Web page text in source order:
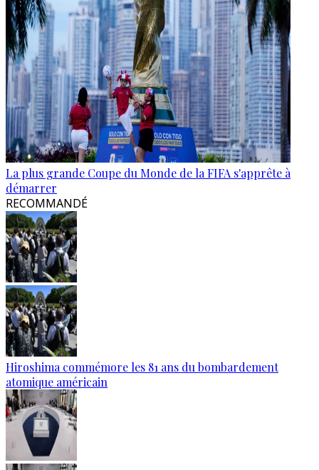
La plus grande Coupe du Monde de la FIFA s'apprête à
démarrer
RECOMMANDÉ
Hiroshima commémore les 81 ans du bombardement
atomique américain